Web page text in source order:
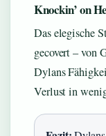
Knockin’ on
Das elegische
gecovert – von
Dylans
Verlust in